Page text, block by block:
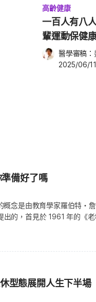
康效
，成
床應用
，並
範轉
提出的
高齡健康
一百人有八
輩運動保健
醫學審稿：
2025/06/11
備好了嗎
念是由教育學家羅伯特・詹
的，首見於 1961 年的《
出活動理論（The activity
關鍵在於：社交生活、積
往往更加快樂，也更健康，
機能」（Functional ability
福的老年。 中華民國國家
型態展開人生下半場